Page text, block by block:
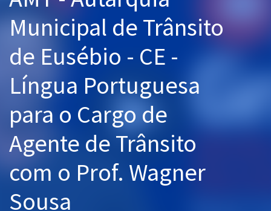
Graduação
Mentorias
Questões grátis
Conteúdo gratuito
Blog
Aprovados
Municipal de Trânsito
de Eusébio - CE -
Língua Portuguesa
para o Cargo de
Agente de Trânsito
com o Prof. Wagner
Sousa